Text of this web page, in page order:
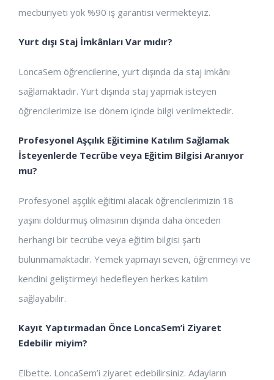
mecburiyeti yok %90 iş garantisi vermekteyiz.
Yurt dışı Staj İmkânları Var mıdır?
LoncaSem öğrencilerine, yurt dışında da staj imkânı
sağlamaktadır. Yurt dışında staj yapmak isteyen
öğrencilerimize ise dönem içinde bilgi verilmektedir.
Profesyonel Aşçılık Eğitimine Katılım Sağlamak
İsteyenlerde Tecrübe veya Eğitim Bilgisi Aranıyor
mu?
Profesyonel aşçılık eğitimi alacak öğrencilerimizin 18
yaşını doldurmuş olmasının dışında daha önceden
herhangi bir tecrübe veya eğitim bilgisi şartı
bulunmamaktadır. Yemek yapmayı seven, öğrenmeyi ve
kendini geliştirmeyi hedefleyen herkes katılım
sağlayabilir.
Kayıt Yaptırmadan Önce LoncaSem’i Ziyaret
Edebilir miyim?
Elbette. LoncaSem’i ziyaret edebilirsiniz. Adayların